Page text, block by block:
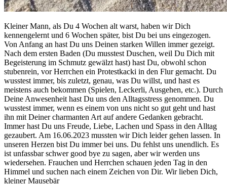
Kleiner Mann, als Du 4 Wochen alt warst, haben wir Dich
kennengelernt und 6 Wochen später, bist Du bei uns eingezogen.
Von Anfang an hast Du uns Deinen starken Willen immer gezeigt.
Nach dem ersten Baden (Du musstest Duschen, weil Du Dich mit
Begeisterung im Schmutz gewälzt hast) hast Du, obwohl schon
stubenrein, vor Herrchen ein Protestkacki in den Flur gemacht. Du
wusstest immer, bis zuletzt, genau, was Du willst, und hast es
meistens auch bekommen (Spielen, Leckerli, Ausgehen, etc.). Durch
Deine Anwesenheit hast Du uns den Alltagsstress genommen. Du
wusstest immer, wenn es einem von uns nicht so gut geht und hast
ihn mit Deiner charmanten Art auf andere Gedanken gebracht.
Immer hast Du uns Freude, Liebe, Lachen und Spass in den Alltag
gezaubert. Am 16.06.2023 mussten wir Dich leider gehen lassen. In
unseren Herzen bist Du immer bei uns. Du fehlst uns unendlich. Es
ist unfassbar schwer good bye zu sagen, aber wir werden uns
wiedersehen. Frauchen und Herrchen schauen jeden Tag in den
Himmel und suchen nach einem Zeichen von Dir. Wir lieben Dich,
kleiner Mausebär